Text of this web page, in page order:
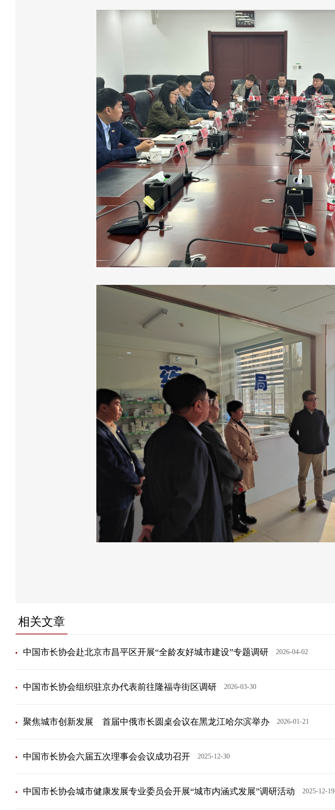
相关文章
中国市长协会赴北京市昌平区开展“全龄友好城市建设”专题调研 2026-04-02
中国市长协会组织驻京办代表​前往隆福寺街区调研 2026-03-30
聚焦城市创新发展 首届中俄市长圆桌会议在黑龙江哈尔滨举办 2026-01-21
中国市长协会六届五次理事会会议成功召开 2025-12-30
中国市长协会城市健康发展专业委员会开展“城市内涵式发展”调研活动 2025-12-19